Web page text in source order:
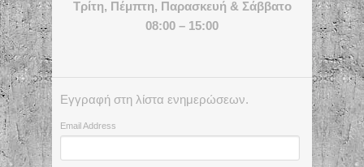
Τρίτη, Πέμπτη, Παρασκευή & Σάββατο
08:00 – 15:00
Εγγραφή στη λίστα ενημερώσεων.
Email Address